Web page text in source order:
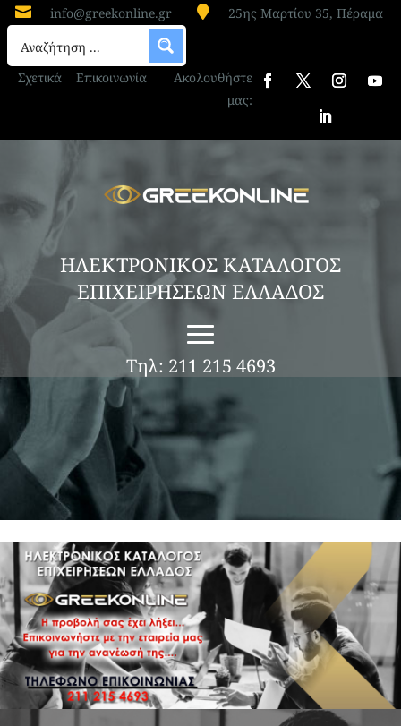
 info@greekonline.gr  25ης Μαρτίου 35, Πέραμα
Σχετικά Επικοινωνία
Ακολουθήστε
μας:
ΗΛΕΚΤΡΟΝΙΚΟΣ ΚΑΤΑΛΟΓΟΣ
ΕΠΙΧΕΙΡΗΣΕΩΝ ΕΛΛΑΔΟΣ
Τηλ: 211 215 4693